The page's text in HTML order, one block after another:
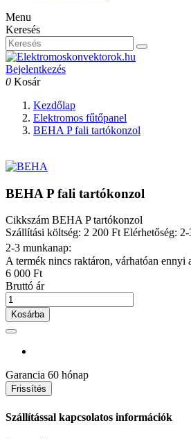
Menu
Keresés
Bejelentkezés
0 Kosár
Kezdőlap
Elektromos fűtőpanel
BEHA P fali tartókonzol
BEHA P fali tartókonzol
Cikkszám BEHA P tartókonzol
Szállítási költség: 2 200 FtElérhetőség:
2-3 munkanap:
A termék nincs raktáron, várhatóan ennyi
6 000 Ft
Bruttó ár
Kosárba
Garancia 60 hónap
Szállítással kapcsolatos információk